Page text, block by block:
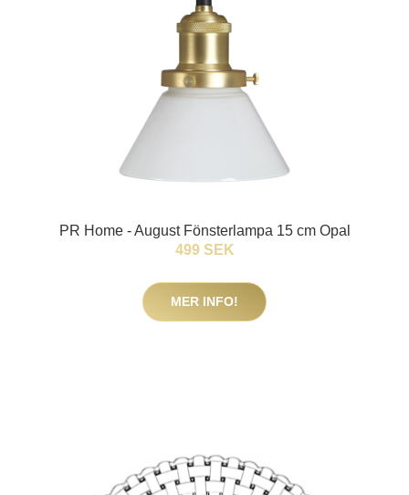
PR Home - August Fönsterlampa 15 cm Opal
499 SEK
MER INFO!